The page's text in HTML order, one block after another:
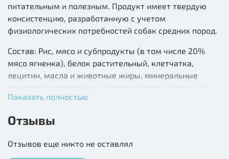
питательным и полезным. Продукт имеет твердую
консистенцию, разработанную с учетом
физиологических потребностей собак средних пород.
Состав: Рис, мясо и субпродукты (в том числе 20%
мясо ягненка), белок растительный, клетчатка,
лецитин, масла и животные жиры, минеральные
вещества, натуральные ароматизаторы, натурный
краситель.
Гарантированный анализ: Белки 7,8г; жиры 3г; зола
Показать полностью
Отзывы
Отзывов еще никто не оставлял